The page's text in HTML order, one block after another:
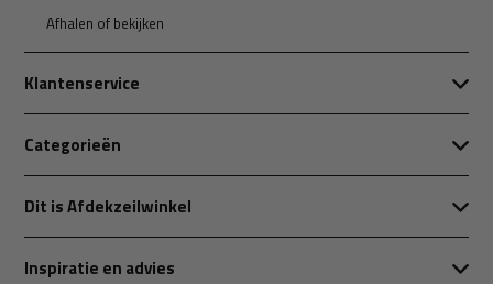
Afhalen of bekijken
Klantenservice
Categorieën
Dit is Afdekzeilwinkel
Inspiratie en advies